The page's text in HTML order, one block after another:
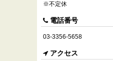
※不定休
電話番号
03-3356-5658
アクセス